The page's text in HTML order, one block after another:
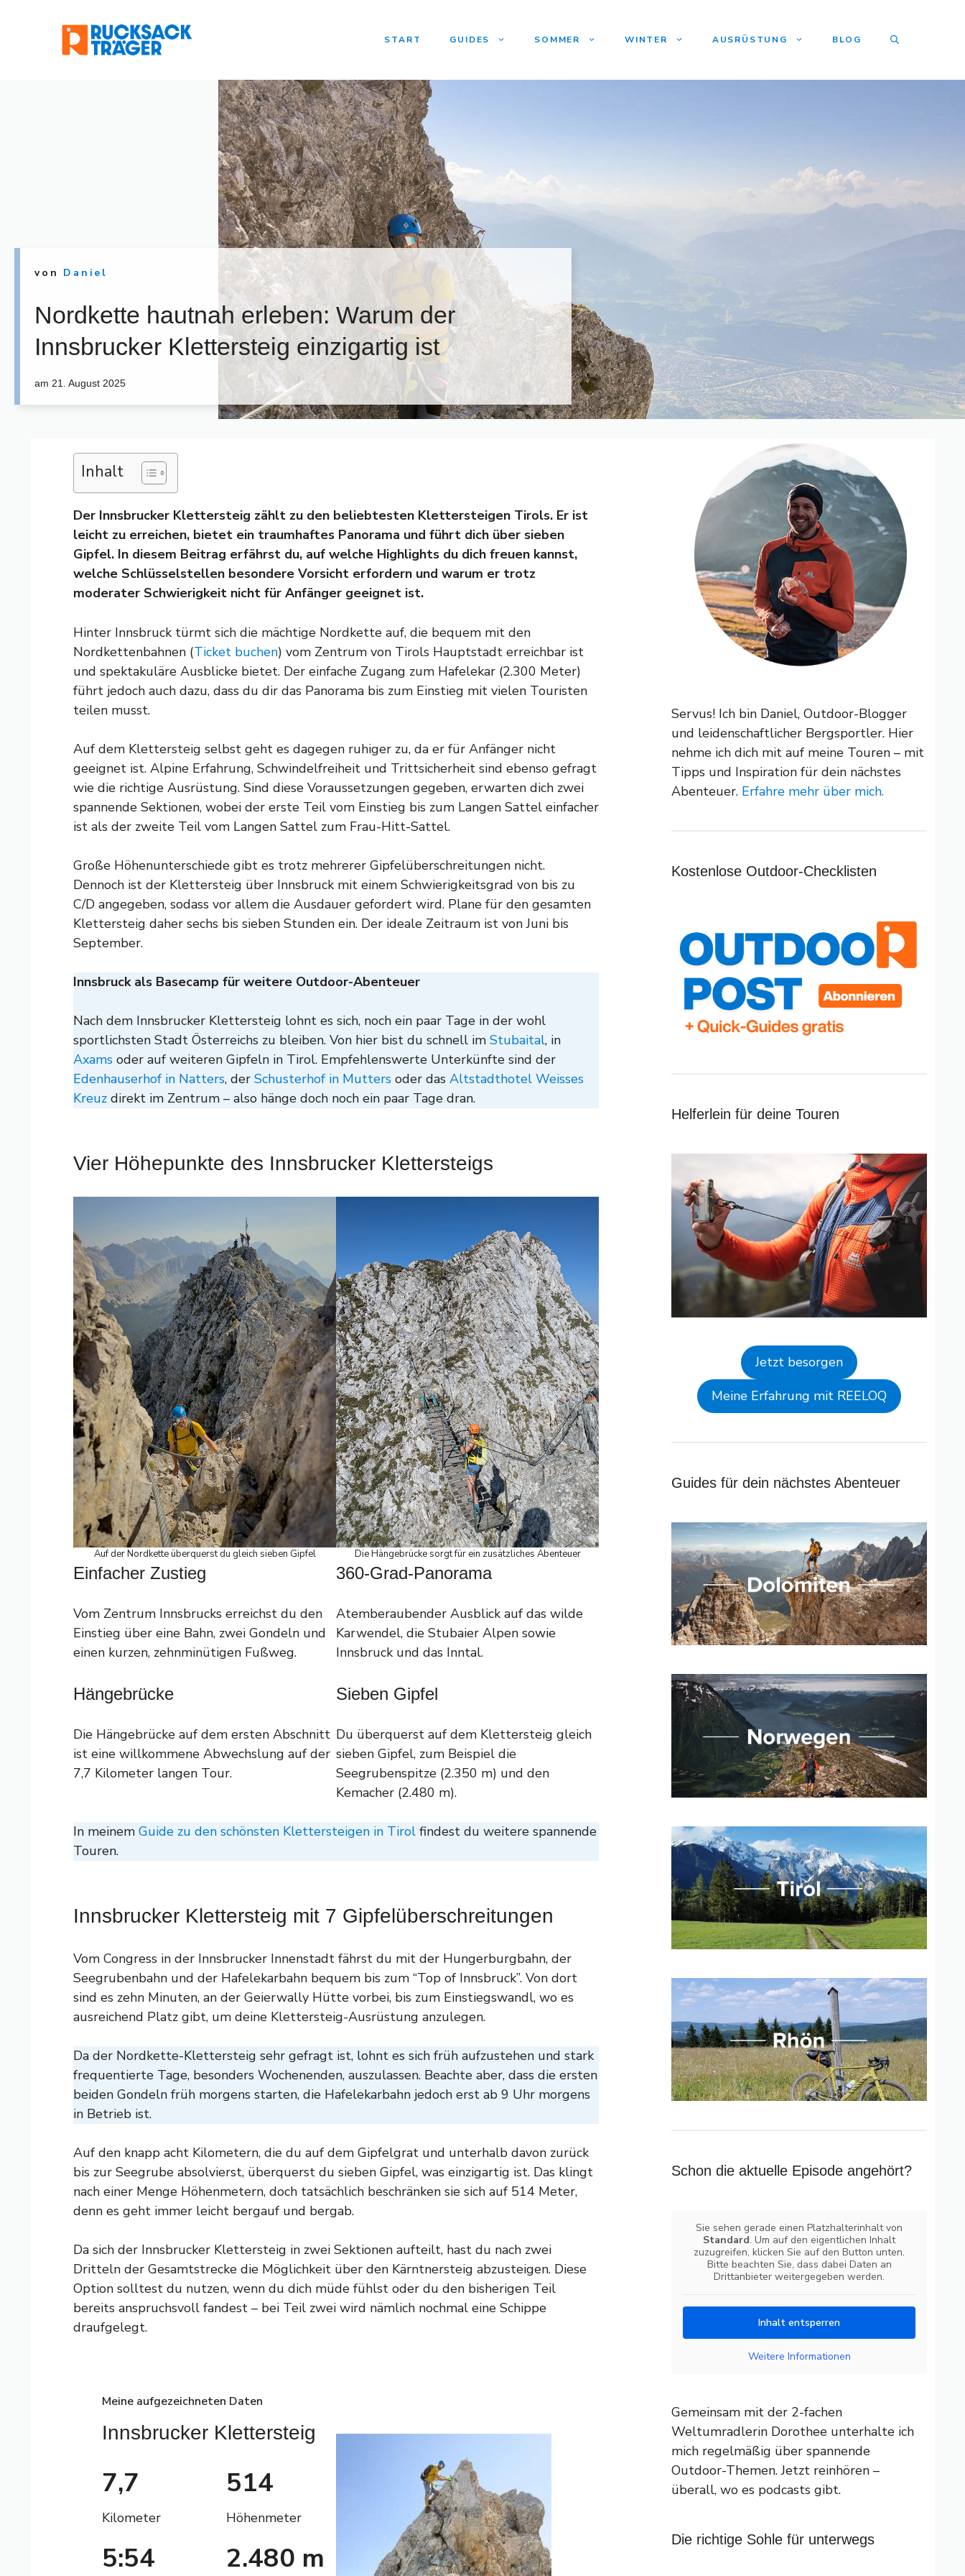
START GUIDES SOMMER WINTER AUSRÜSTUNG BLOG
von Daniel
Nordkette hautnah erleben: Warum der
Innsbrucker Klettersteig einzigartig ist
am 21. August 2025
Inhalt
Der Innsbrucker Klettersteig zählt zu den beliebtesten Klettersteigen Tirols. Er ist
leicht zu erreichen, bietet ein traumhaftes Panorama und führt dich über sieben
Gipfel. In diesem Beitrag erfährst du, auf welche Highlights du dich freuen kannst,
welche Schlüsselstellen besondere Vorsicht erfordern und warum er trotz
moderater Schwierigkeit nicht für Anfänger geeignet ist.
Hinter Innsbruck türmt sich die mächtige Nordkette auf, die bequem mit den
Nordkettenbahnen (Ticket buchen) vom Zentrum von Tirols Hauptstadt erreichbar ist
und spektakuläre Ausblicke bietet. Der einfache Zugang zum Hafelekar (2.300 Meter)
führt jedoch auch dazu, dass du dir das Panorama bis zum Einstieg mit vielen Touristen
teilen musst.
Auf dem Klettersteig selbst geht es dagegen ruhiger zu, da er für Anfänger nicht
geeignet ist. Alpine Erfahrung, Schwindelfreiheit und Trittsicherheit sind ebenso gefragt
wie die richtige Ausrüstung. Sind diese Voraussetzungen gegeben, erwarten dich zwei
spannende Sektionen, wobei der erste Teil vom Einstieg bis zum Langen Sattel einfacher
ist als der zweite Teil vom Langen Sattel zum Frau-Hitt-Sattel.
Große Höhenunterschiede gibt es trotz mehrerer Gipfelüberschreitungen nicht.
Dennoch ist der Klettersteig über Innsbruck mit einem Schwierigkeitsgrad von bis zu
C/D angegeben, sodass vor allem die Ausdauer gefordert wird. Plane für den gesamten
Klettersteig daher sechs bis sieben Stunden ein. Der ideale Zeitraum ist von Juni bis
September.
Innsbruck als Basecamp für weitere Outdoor-Abenteuer
Nach dem Innsbrucker Klettersteig lohnt es sich, noch ein paar Tage in der wohl
sportlichsten Stadt Österreichs zu bleiben. Von hier bist du schnell im Stubaital, in
Axams oder auf weiteren Gipfeln in Tirol. Empfehlenswerte Unterkünfte sind der
Edenhauserhof in Natters, der Schusterhof in Mutters oder das Altstadthotel Weisses
Kreuz direkt im Zentrum – also hänge doch noch ein paar Tage dran.
Vier Höhepunkte des Innsbrucker Klettersteigs
Auf der Nordkette überquerst du gleich sieben Gipfel Die Hängebrücke sorgt für ein zusätzliches Abenteuer
Einfacher Zustieg
Vom Zentrum Innsbrucks erreichst du den
Einstieg über eine Bahn, zwei Gondeln und
einen kurzen, zehnminütigen Fußweg.
Hängebrücke
Die Hängebrücke auf dem ersten Abschnitt
ist eine willkommene Abwechslung auf der
7,7 Kilometer langen Tour.
360-Grad-Panorama
Atemberaubender Ausblick auf das wilde
Karwendel, die Stubaier Alpen sowie
Innsbruck und das Inntal.
Sieben Gipfel
Du überquerst auf dem Klettersteig gleich
sieben Gipfel, zum Beispiel die
Seegrubenspitze (2.350 m) und den
Kemacher (2.480 m).
In meinem Guide zu den schönsten Klettersteigen in Tirol findest du weitere spannende
Touren.
Innsbrucker Klettersteig mit 7 Gipfelüberschreitungen
Vom Congress in der Innsbrucker Innenstadt fährst du mit der Hungerburgbahn, der
Seegrubenbahn und der Hafelekarbahn bequem bis zum “Top of Innsbruck”. Von dort
sind es zehn Minuten, an der Geierwally Hütte vorbei, bis zum Einstiegswandl, wo es
ausreichend Platz gibt, um deine Klettersteig-Ausrüstung anzulegen.
Da der Nordkette-Klettersteig sehr gefragt ist, lohnt es sich früh aufzustehen und stark
frequentierte Tage, besonders Wochenenden, auszulassen. Beachte aber, dass die ersten
beiden Gondeln früh morgens starten, die Hafelekarbahn jedoch erst ab 9 Uhr morgens
in Betrieb ist.
Auf den knapp acht Kilometern, die du auf dem Gipfelgrat und unterhalb davon zurück
bis zur Seegrube absolvierst, überquerst du sieben Gipfel, was einzigartig ist. Das klingt
nach einer Menge Höhenmetern, doch tatsächlich beschränken sie sich auf 514 Meter,
denn es geht immer leicht bergauf und bergab.
Da sich der Innsbrucker Klettersteig in zwei Sektionen aufteilt, hast du nach zwei
Dritteln der Gesamtstrecke die Möglichkeit über den Kärntnersteig abzusteigen. Diese
Option solltest du nutzen, wenn du dich müde fühlst oder du den bisherigen Teil
bereits anspruchsvoll fandest – bei Teil zwei wird nämlich nochmal eine Schippe
draufgelegt.
Meine aufgezeichneten Daten
Innsbrucker Klettersteig
7,7
Kilometer
514
Höhenmeter
5:54 2.480 m
Servus! Ich bin Daniel, Outdoor-Blogger
und leidenschaftlicher Bergsportler. Hier
nehme ich dich mit auf meine Touren – mit
Tipps und Inspiration für dein nächstes
Abenteuer. Erfahre mehr über mich.
Kostenlose Outdoor-Checklisten
Helferlein für deine Touren
Jetzt besorgen
Meine Erfahrung mit REELOQ
Guides für dein nächstes Abenteuer
Schon die aktuelle Episode angehört?
Sie sehen gerade einen Platzhalterinhalt von
Standard. Um auf den eigentlichen Inhalt
zuzugreifen, klicken Sie auf den Button unten.
Bitte beachten Sie, dass dabei Daten an
Drittanbieter weitergegeben werden.
Inhalt entsperren
Weitere Informationen
Gemeinsam mit der 2-fachen
Weltumradlerin Dorothee unterhalte ich
mich regelmäßig über spannende
Outdoor-Themen. Jetzt reinhören –
überall, wo es podcasts gibt.
Die richtige Sohle für unterwegs